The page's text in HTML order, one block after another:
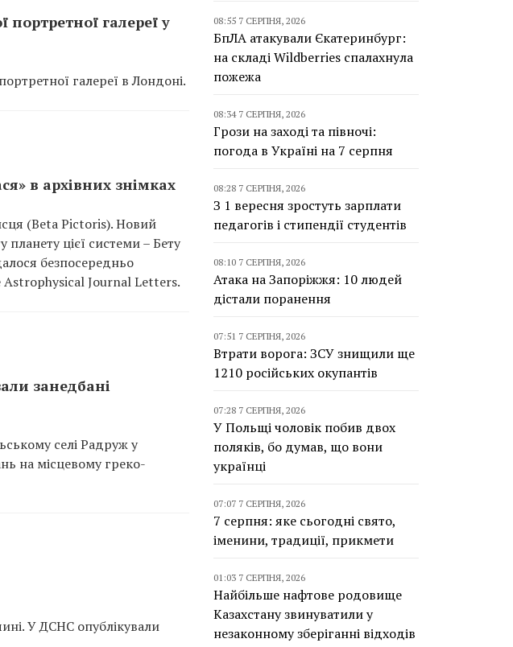
галереї у
галереї в Лондоні.
в архівних знімках
(Beta Pictoris). Новий
цієї системи – Бету
безпосередньо
Astrophysical Journal Letters.
занедбані
селі Радруж у
на місцевому греко-
У ДСНС опублікували
08:55 7 СЕРПНЯ, 2026
БпЛА атакували Єкатеринбург:
на складі Wildberries спалахнула
пожежа
08:34 7 СЕРПНЯ, 2026
Грози на заході та півночі:
погода в Україні на 7 серпня
08:28 7 СЕРПНЯ, 2026
З 1 вересня зростуть зарплати
педагогів і стипендії студентів
08:10 7 СЕРПНЯ, 2026
Атака на Запоріжжя: 10 людей
дістали поранення
07:51 7 СЕРПНЯ, 2026
Втрати ворога: ЗСУ знищили ще
1210 російських окупантів
07:28 7 СЕРПНЯ, 2026
У Польщі чоловік побив двох
поляків, бо думав, що вони
українці
07:07 7 СЕРПНЯ, 2026
7 серпня: яке сьогодні свято,
іменини, традиції, прикмети
01:03 7 СЕРПНЯ, 2026
Найбільше нафтове родовище
Казахстану звинуватили у
незаконному зберіганні відходів